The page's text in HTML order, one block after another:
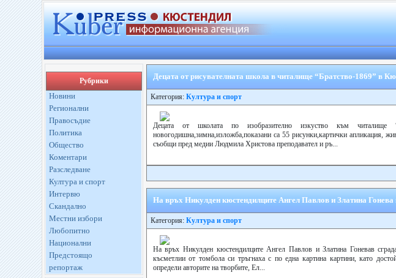
Рубрики
Новини
Регионални
Правосъдие
Политика
Общество
Коментари
Разследване
Култура и спорт
Интервю
Скандално
Местни избори
Любопитно
Национални
Предстоящо
репортаж
Децата от рисувателната школа в читалище “Братство-1869” в
Категория: Култура и спорт
Децата от школата по изобразително изкуство към читалище
новогодишна,зимна,изложба,показани са 55 рисунки,картички апликация,
съобщи пред медии Людмила Христова преподавател и ръ...
На връх Никулден кюстендилците Ангел Павлов и Златина
Категория: Култура и спорт
На връх Никулден кюстендилците Ангел Павлов и Златина Гоневав
късметлии от томбола си тръгнаха с по една картина картини, като
определи авторите на творбите, Ел...